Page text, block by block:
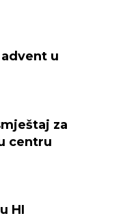
u
za
centru
HI